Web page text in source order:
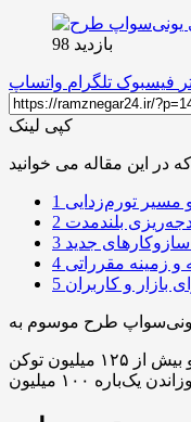
بازدید 98
فیسبوک تلگرام واتساپ
کپی لینک
در این مقاله می خوانید
1 مسیر تورم‌زدایی
2 بلندمدت
3 سازوکارهای جدید
4 و زمینه مقرراتی
5 بازار و کاربران
براساس اعلام رسمی، رای‌گیری با ۹۹.۹٪ موافق به پایان رسید و بیش از ۱۲۵ میلیون توکن UNI به نفع طرح به رأی گذاشته شد که نشان‌دهنده اجماع گسترده میان دارندگان توکن است. به نقل از هایدن